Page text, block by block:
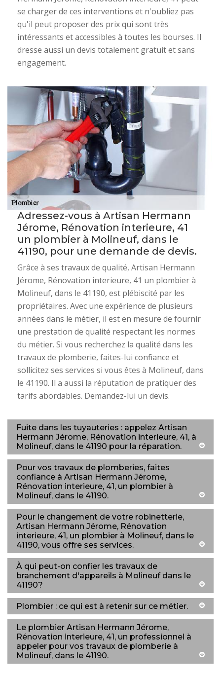
se charger de ces interventions et n'oubliez pas
qu'il peut proposer des prix qui sont très
intéressants et accessibles à toutes les bourses. Il
dresse aussi un devis totalement gratuit et sans
engagement.
Adressez-vous à Artisan Hermann
Jérome, Rénovation interieure, 41
un plombier à Molineuf, dans le
41190, pour une demande de devis.
Grâce à ses travaux de qualité, Artisan Hermann
Jérome, Rénovation interieure, 41 un plombier à
Molineuf, dans le 41190, est plébiscité par les
propriétaires. Avec une expérience de plusieurs
années dans le métier, il est en mesure de fournir
une prestation de qualité respectant les normes
du métier. Si vous recherchez la qualité dans les
travaux de plomberie, faites-lui confiance et
sollicitez ses services si vous êtes à Molineuf, dans
le 41190. Il a aussi la réputation de pratiquer des
tarifs abordables. Demandez-lui un devis.
Fuite dans les tuyauteries : appelez Artisan
Hermann Jérome, Rénovation interieure, 41, à
Molineuf, dans le 41190 pour la réparation.
Pour vos travaux de plomberies, faites
confiance à Artisan Hermann Jérome,
Rénovation interieure, 41, un plombier à
Molineuf, dans le 41190.
Pour le changement de votre robinetterie,
Artisan Hermann Jérome, Rénovation
interieure, 41, un plombier à Molineuf, dans le
41190, vous offre ses services.
À qui peut-on confier les travaux de
branchement d'appareils à Molineuf dans le
41190?
Plombier : ce qui est à retenir sur ce métier.
Le plombier Artisan Hermann Jérome,
Rénovation interieure, 41, un professionnel à
appeler pour vos travaux de plomberie à
Molineuf, dans le 41190.